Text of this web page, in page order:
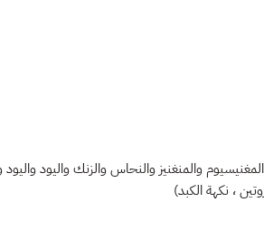
والمنغنيز والنحاس والزنك واليود واليود